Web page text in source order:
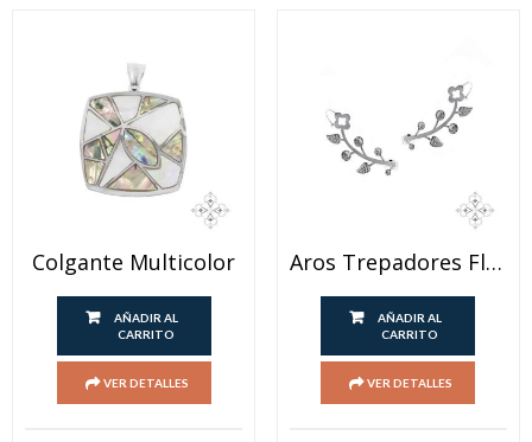
Colgante Multicolor
AÑADIR AL
CARRITO
VER DETALLES
Aros Trepadores Flor
AÑADIR AL
CARRITO
VER DETALLES